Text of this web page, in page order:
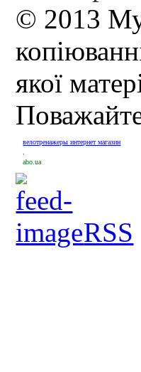
© 2013
якої
велотренажеры интернет магазин
.
abo.ua
RSS